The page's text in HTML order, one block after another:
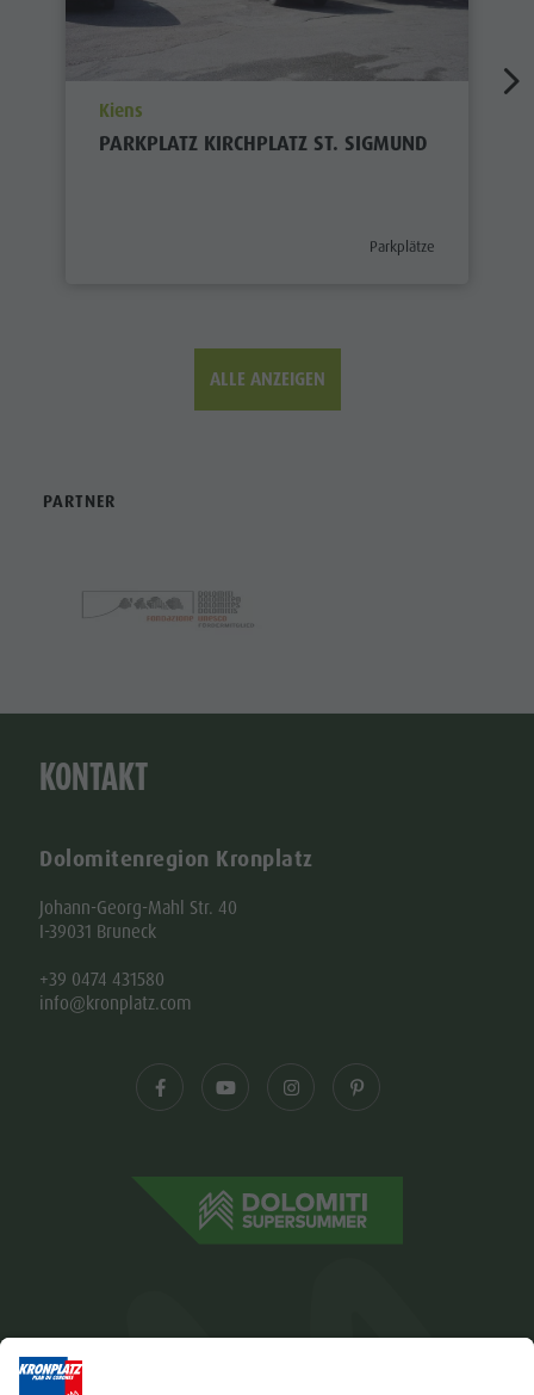
aria.poi_location_prefix
Kiens
PARKPLATZ KIRCHPLATZ ST. SIGMUND
aria.poi_category_prefix
Parkplätze
ALLE ANZEIGEN
PARTNER
KONTAKT
Dolomitenregion Kronplatz
Johann-Georg-Mahl Str. 40
I-39031 Bruneck
+39 0474 431580
info@kronplatz.com